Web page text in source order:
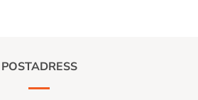
POSTADRESS